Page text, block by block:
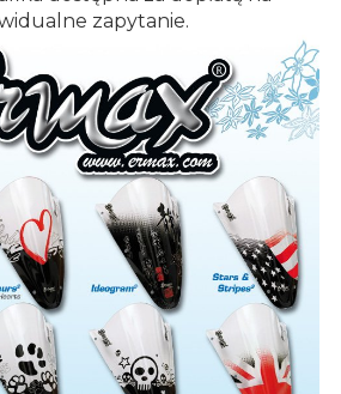
zapytanie.